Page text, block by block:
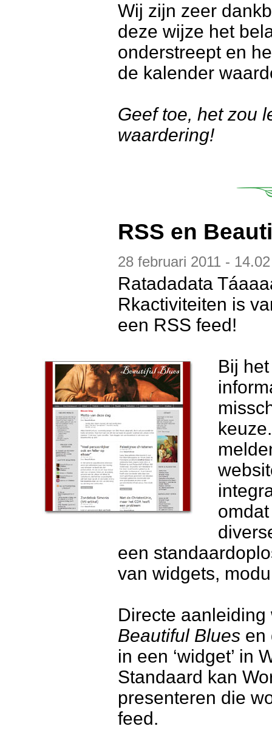
Wij zijn zeer
deze wijze het
onderstreept en
de kalender
Geef toe, het zou
waardering!
RSS en
28 februari 2011 -
Ratadadata
Rkactiviteiten is
een RSS feed!
Bij
een
van widgets,
Directe
Beautiful Blues en
in een ‘widget’ in
Standaard kan
presenteren die
feed.